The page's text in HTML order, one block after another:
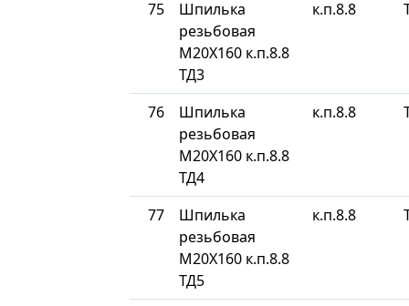
75
Шпилька
резьбовая
М20Х160 к.п.8.8
ТД3
к.п.8.8
76
Шпилька
резьбовая
М20Х160 к.п.8.8
ТД4
к.п.8.8
77
Шпилька
резьбовая
М20Х160 к.п.8.8
ТД5
к.п.8.8